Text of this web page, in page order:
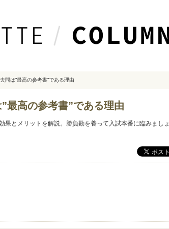
問は”最高の参考書”である理由
最高の参考書”である理由
とメリットを解説。勝負勘を養って入試本番に臨みましょ